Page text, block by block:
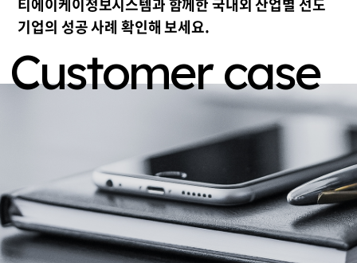
티에이케이정보시스템과 함께한 국내외 산업별 선도
기업의 성공 사례 확인해 보세요.
Customer case